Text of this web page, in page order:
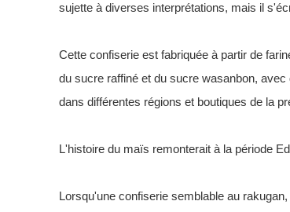
sujette à diverses interprétations, mais il
Cette confiserie est fabriquée à partir de
du sucre raffiné et du sucre wasanbon,
dans différentes régions et boutiques de la
L'histoire du maïs remonterait à la période
Lorsqu'une confiserie semblable au